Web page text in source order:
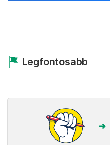
Legfontosabb